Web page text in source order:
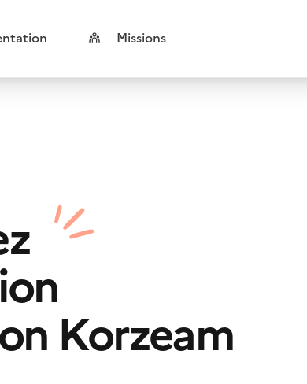
Missions
Korzeam